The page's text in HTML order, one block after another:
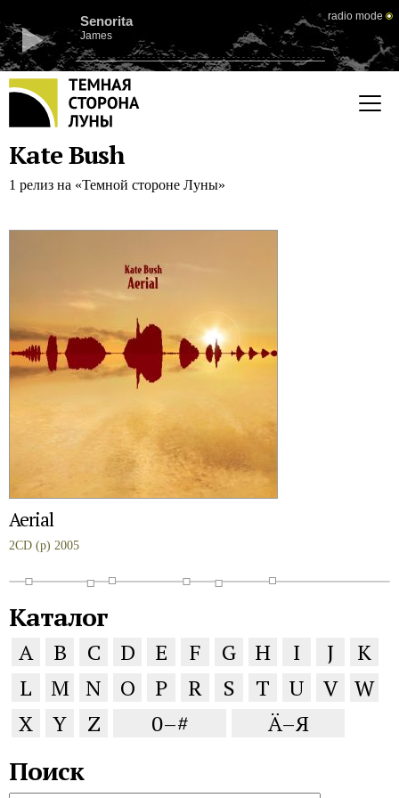
Senorita
James
radio mode
Kate Bush
1 релиз на «Темной стороне Луны»
Aerial
2CD (p) 2005
Каталог
A B C D E F G H I J
K
L
M N O P R S T U V W
X
Y Z 0–# Ä–Я
Поиск